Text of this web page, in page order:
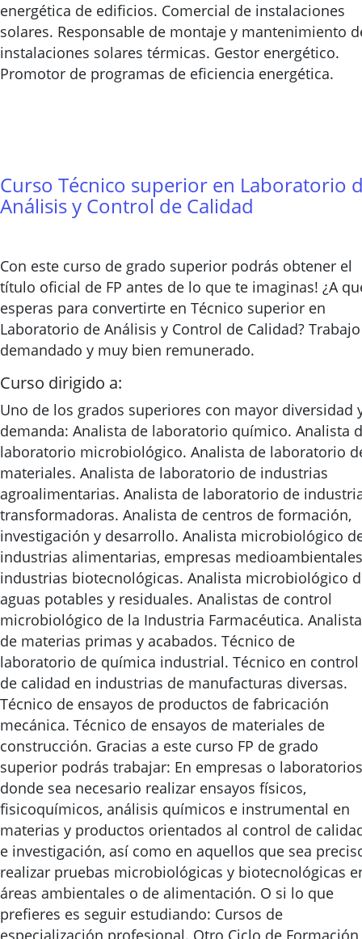
energética de edificios. Comercial de instalaciones
solares. Responsable de montaje y mantenimiento
instalaciones solares térmicas. Gestor energético.
Promotor de programas de eficiencia energética.
Curso Técnico superior en Laboratorio
Análisis y Control de Calidad
Con este curso de grado superior podrás obtener el
título oficial de FP antes de lo que te imaginas! ¿A
esperas para convertirte en Técnico superior en
Laboratorio de Análisis y Control de Calidad? Trabajo
demandado y muy bien remunerado.
Curso dirigido a:
Uno de los grados superiores con mayor diversidad
demanda: Analista de laboratorio químico. Analista
laboratorio microbiológico. Analista de laboratorio
materiales. Analista de laboratorio de industrias
agroalimentarias. Analista de laboratorio de
transformadoras. Analista de centros de formación,
investigación y desarrollo. Analista microbiológico
industrias alimentarias, empresas
industrias biotecnológicas. Analista microbiológico
aguas potables y residuales. Analistas de control
microbiológico de la Industria Farmacéutica. Analista
de materias primas y acabados. Técnico de
laboratorio de química industrial. Técnico en control
de calidad en industrias de manufacturas diversas.
Técnico de ensayos de productos de fabricación
mecánica. Técnico de ensayos de materiales de
construcción. Gracias a este curso FP de grado
superior podrás trabajar: En empresas o laboratorios
donde sea necesario realizar ensayos físicos,
fisicoquímicos, análisis químicos e instrumental en
materias y productos orientados al control de
e investigación, así como en aquellos que sea
realizar pruebas microbiológicas y biotecnológicas
áreas ambientales o de alimentación. O si lo que
prefieres es seguir estudiando: Cursos de
especialización profesional. Otro Ciclo de Formación